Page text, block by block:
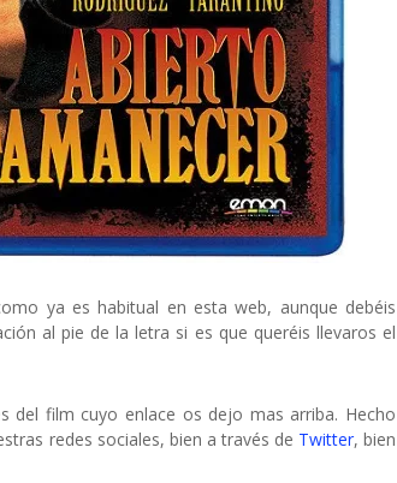
ya es habitual en esta web, aunque debéis
al pie de la letra si es que queréis llevaros el
del film cuyo enlace os dejo mas arriba. Hecho
redes sociales, bien a través de Twitter, bien